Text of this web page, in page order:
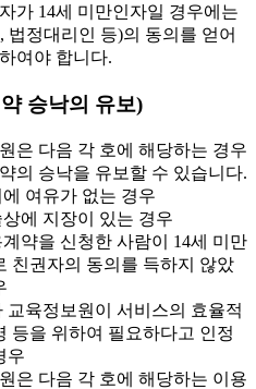
가 14세 미만인자일 경우에는
법정대리인 등)의 동의를 얻어
여야 합니다.
승낙의 유보)
은 다음 각 호에 해당하는 경우
의 승낙을 유보할 수 있습니다.
에 여유가 없는 경우
상에 지장이 있는 경우
계약을 신청한 사람이 14세 미만
친권자의 동의를 득하지 않았
교육정보원이 서비스의 효율적
등을 위하여 필요하다고 인정
우
은 다음 각 호에 해당하는 이용